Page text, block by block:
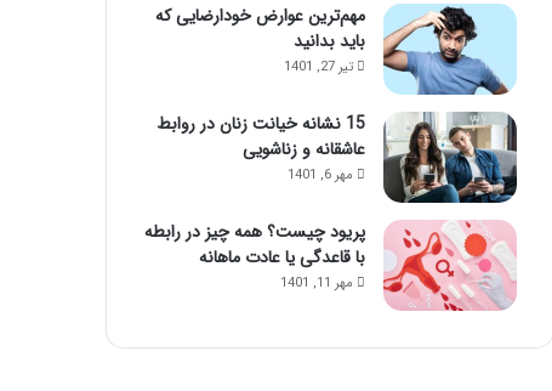
مهم‌ترین عوارض خودارضایی که
باید بدانید
تیر 27, 1401
15 نشانه خیانت زنان در روابط
عاشقانه و زناشویی
مهر 6, 1401
پریود چیست؟ همه چیز در رابطه
با قاعدگی یا عادت ماهانه
مهر 11, 1401